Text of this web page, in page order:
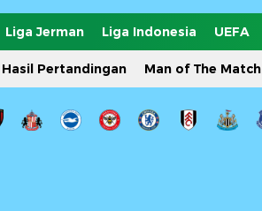
Liga Jerman Liga Indonesia UEFA
Hasil Pertandingan Man of The Match